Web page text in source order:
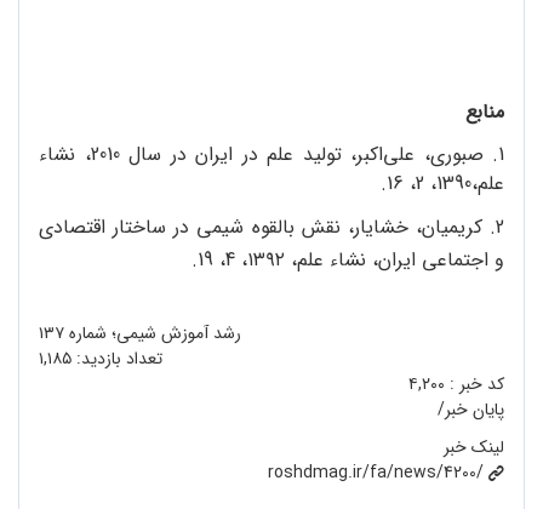
منابع
1. صبوری، علی‌اکبر، تولید علم در ایران در سال 2010، نشاء
علم،1390، 2، 16.
2. کریمیان، خشایار، نقش بالقوه شیمی در ساختار اقتصادی
و اجتماعی ایران، نشاء علم، ۱۳۹۲، 4، 19.
رشد آموزش شیمی؛ شماره ۱۳۷
تعداد بازدید: ۱,۱۸۵
کد خبر : ۴,۲۰۰
پایان خبر/
لینک خبر
roshdmag.ir/fa/news/4200/